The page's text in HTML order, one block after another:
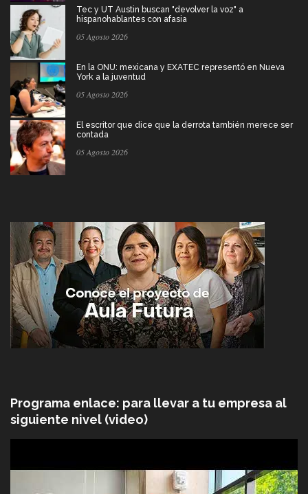
Tec y UT Austin buscan "devolver la voz" a
hispanohablantes con afasia
05 Agosto 2026
En la ONU: mexicana y EXATEC representó en Nueva
York a la juventud
05 Agosto 2026
El escritor que dice que la derrota también merece ser
contada
05 Agosto 2026
Programa enlace: para llevar a tu empresa al
siguiente nivel (video)